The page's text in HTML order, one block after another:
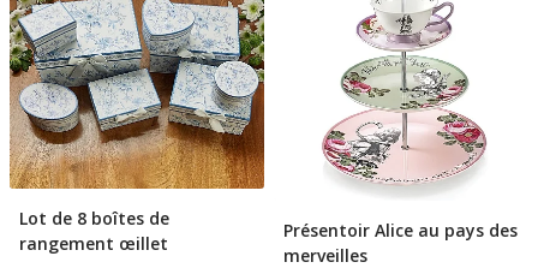
Ajouter Au Panier
Lot de 8 boîtes de
rangement œillet
Ajouter Au Panier
Présentoir Alice au pays des
merveilles